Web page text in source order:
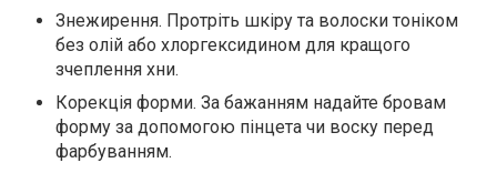
Знежирення. Протріть шкіру та волоски тоніком
без олій або хлоргексидином для кращого
зчеплення хни.
Корекція форми. За бажанням надайте бровам
форму за допомогою пінцета чи воску перед
фарбуванням.